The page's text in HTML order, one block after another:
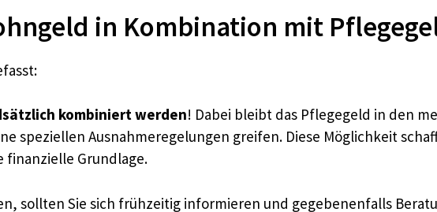
in Kombination mit
kombiniert werden! Dabei bleibt das Pflegegeld in den
speziellen Ausnahmeregelungen greifen. Diese Möglichkeit
finanzielle Grundlage.
sollten Sie sich frühzeitig informieren und gegebenenfalls